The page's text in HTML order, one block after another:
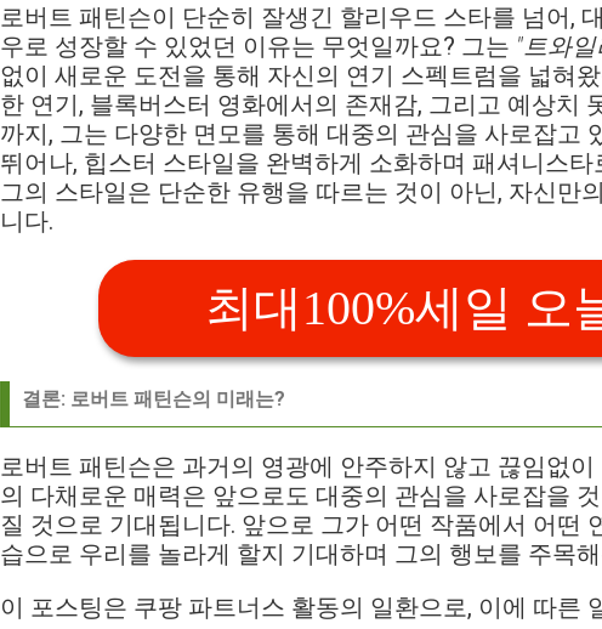
로버트 패틴슨이 단순히 잘생긴 할리우드 스타를 넘어,
우로 성장할 수 있었던 이유는 무엇일까요? 그는 "트와
없이 새로운 도전을 통해 자신의 연기 스펙트럼을 넓혀
한 연기, 블록버스터 영화에서의 존재감, 그리고 예상치
까지, 그는 다양한 면모를 통해 대중의 관심을 사로잡고
뛰어나, 힙스터 스타일을 완벽하게 소화하며 패셔니스
그의 스타일은 단순한 유행을 따르는 것이 아닌, 자신만
니다.
최대100%세일 오
결론: 로버트 패틴슨의 미래는?
로버트 패틴슨은 과거의 영광에 안주하지 않고 끊임없
의 다채로운 매력은 앞으로도 대중의 관심을 사로잡을
질 것으로 기대됩니다. 앞으로 그가 어떤 작품에서 어떤
습으로 우리를 놀라게 할지 기대하며 그의 행보를 주목
이 포스팅은 쿠팡 파트너스 활동의 일환으로, 이에 따른